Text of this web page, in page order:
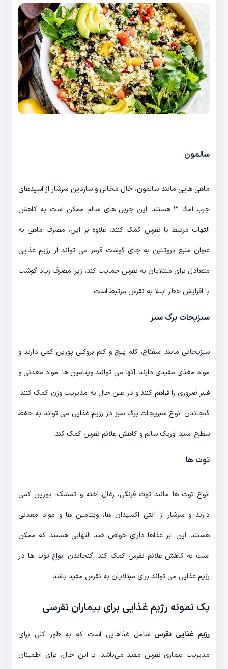
سالمون
ماهی هایی مانند سالمون، خال مخالی و ساردین سرشار از اسیدهای
چرب امگا 3 هستند. این چربی های سالم ممکن است به کاهش
التهاب مرتبط با نقرس کمک کنند. علاوه بر این، مصرف ماهی به
عنوان منبع پروتئین به جای گوشت قرمز می تواند از رژیم غذایی
متعادل برای مبتلایان به نقرس حمایت کند، زیرا مصرف زیاد گوشت
با افزایش خطر ابتلا به نقرس مرتبط است.
سبزیجات برگ سبز
سبزیجاتی مانند اسفناج، کلم پیچ و کلم بروکلی پورین کمی دارند و
مواد مغذی مفیدی دارند. آنها می توانند ویتامین ها، مواد معدنی و
فیبر ضروری را فراهم کنند و در عین حال به مدیریت وزن کمک کنند.
گنجاندن انواع سبزیجات برگ سبز در رژیم غذایی می تواند به حفظ
سطح اسید اوریک سالم و کاهش علائم نقرس کمک کند.
توت ها
انواع توت ها مانند توت فرنگی، زغال اخته و تمشک، پورین کمی
دارند و سرشار از آنتی اکسیدان ها، ویتامین ها و مواد معدنی
هستند. این ابر غذاها دارای خواص ضد التهابی هستند که ممکن
است به کاهش علائم نقرس کمک کند. گنجاندن انواع توت ها در
رژیم غذایی می تواند برای مبتلایان به نقرس مفید باشد.
یک نمونه رژیم غذایی برای بیماران نقرسی
رژیم غذایی نقرس شامل غذاهایی است که به طور کلی برای
مدیریت بیماری نقرس مفید می‌باشد. با این حال، برای اطمینان